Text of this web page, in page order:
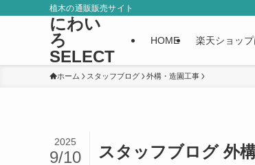
植木の通販販売サイト
にわい
ろ
SELECT
HOME 楽天ショッ
ホーム スタッフブログ 外構・造園工事
スタッフブログ 外
2025
9/10